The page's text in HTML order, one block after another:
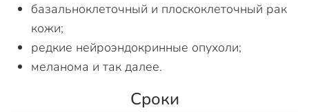
базальноклеточный и плоскоклеточный рак
кожи;
редкие нейроэндокринные опухоли;
меланома и так далее.
Сроки